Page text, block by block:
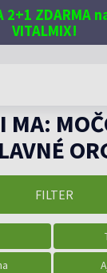
ZDARMA
VITALMIX!
MA:
FILTER